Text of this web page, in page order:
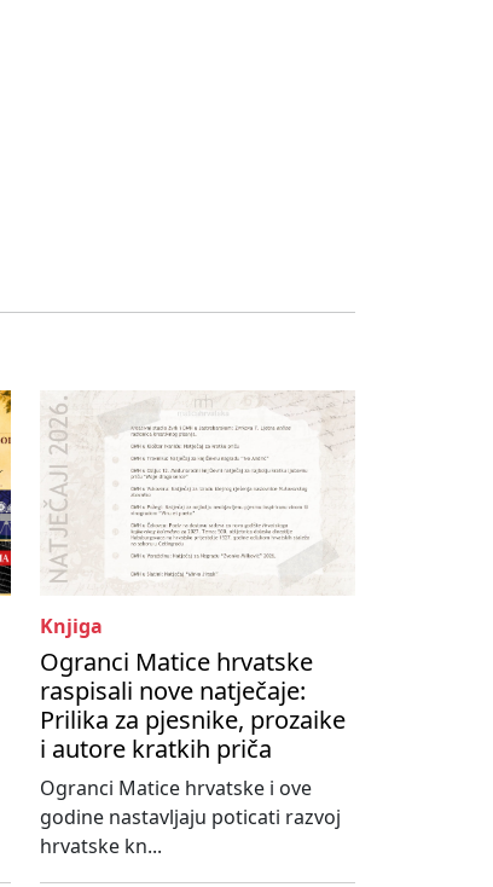
Knjiga
Ogranci Matice hrvatske
raspisali nove natječaje:
Prilika za pjesnike, prozaike
i autore kratkih priča
Ogranci Matice hrvatske i ove
godine nastavljaju poticati razvoj
hrvatske kn...